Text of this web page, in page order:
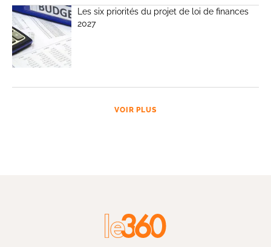
Les six priorités du projet de loi de finances
2027
VOIR PLUS